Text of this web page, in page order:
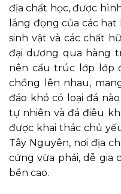
địa chất học, được
lắng đọng của các
sinh vật và các chất
đại dương qua hàng
nên cấu trúc lớp lớp
chồng lên nhau,
đáo khó có loại đá
tự nhiên và đá điêu
được khai thác chủ
Tây Nguyên, nơi địa
cứng vừa phải, dễ gia
bền cao.